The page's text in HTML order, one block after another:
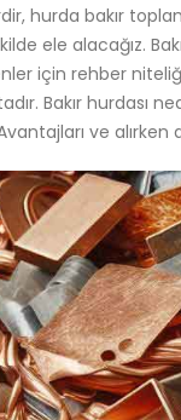
hurda bakır
ele alacağız.
için rehber
Bakır hurdası
ve